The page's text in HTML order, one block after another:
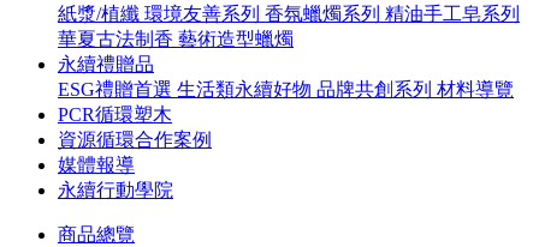
紙漿/植纖 環境友善系列 香氛蠟燭系列 精油手工皂系列
華夏古法制香 藝術造型蠟燭
永續禮贈品
ESG禮贈首選 生活類永續好物 品牌共創系列 材料導覽
PCR循環塑木
資源循環合作案例
媒體報導
永續行動學院
商品總覽